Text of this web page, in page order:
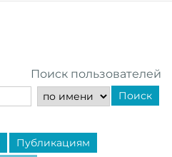
Поиск пользователей
Поиск
Публикациям